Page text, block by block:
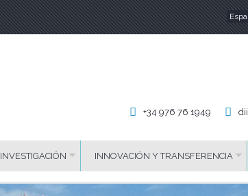
+34 976 76 1949
INVESTIGACIÓN INNOVACIÓN Y TRANSFERENCIA